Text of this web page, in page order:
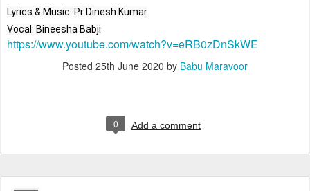
Lyrics & Music: Pr Dinesh Kumar
Vocal: Bineesha Babji
https://www.youtube.com/watch?v=eRB0zDnSkWE
Posted 25th June 2020 by Babu Maravoor
0 Add a comment